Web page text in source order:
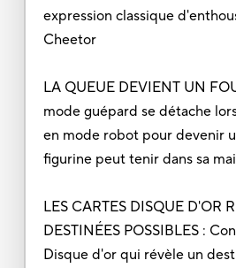
expression classique
Cheetor
LA QUEUE DEVIENT UN
mode guépard se détache
en mode robot pour devenir
figurine peut tenir dans sa
LES CARTES DISQUE D'OR
DESTINÉES POSSIBLES :
Disque d'or qui révèle un